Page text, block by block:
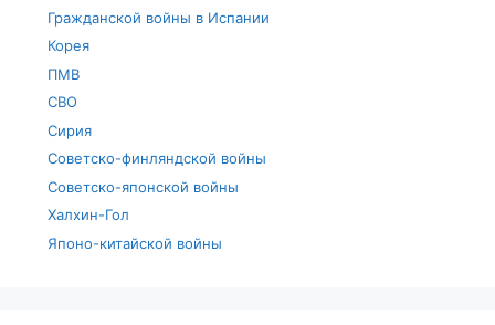
Гражданской войны в Испании
Корея
ПМВ
СВО
Сирия
Советско-финляндской войны
Советско-японской войны
Халхин-Гол
Японо-китайской войны